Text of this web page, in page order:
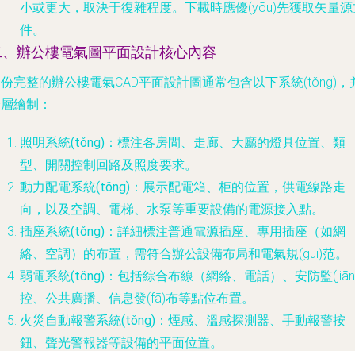
小或更大，取決于復雜程度。下載時應優(yōu)先獲取矢量
件。
辦公樓電氣圖平面設計核心內容
完整的辦公樓電氣CAD平面設計圖通常包含以下系統(tǒng)，
繪制：
照明系統(tǒng) ：標注各房間、走廊、大廳的燈具位置、類
型、開關控制回路及照度要求。
動力配電系統(tǒng) ：展示配電箱、柜的位置，供電線路走
向，以及空調、電梯、水泵等重要設備的電源接入點。
插座系統(tǒng) ：詳細標注普通電源插座、專用插座（如網
絡、空調）的布置，需符合辦公設備布局和電氣規(guī)范。
弱電系統(tǒng) ：包括綜合布線（網絡、電話）、安防監
控、公共廣播、信息發(fā)布等點位布置。
火災自動報警系統(tǒng) ：煙感、溫感探測器、手動報警按
鈕、聲光警報器等設備的平面位置。